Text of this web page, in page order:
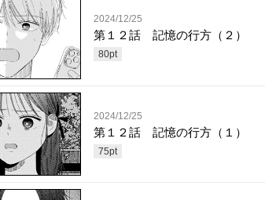
2024/12/25
第１２話 記憶の行方（２）
80pt
2024/12/25
第１２話 記憶の行方（１）
75pt